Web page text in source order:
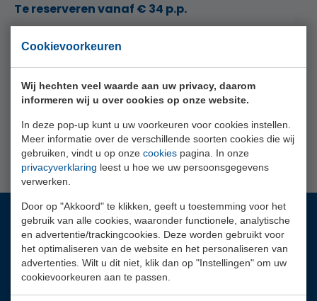
Cookievoorkeuren
Wij hechten veel waarde aan uw privacy, daarom
informeren wij u over cookies op onze website.
In deze pop-up kunt u uw voorkeuren voor cookies instellen.
Meer informatie over de verschillende soorten cookies die wij
gebruiken, vindt u op onze cookies pagina. In onze
privacyverklaring leest u hoe we uw persoonsgegevens
verwerken.
Door op "Akkoord" te klikken, geeft u toestemming voor het
gebruik van alle cookies, waaronder functionele, analytische
en advertentie/trackingcookies. Deze worden gebruikt voor
het optimaliseren van de website en het personaliseren van
advertenties. Wilt u dit niet, klik dan op "Instellingen" om uw
cookievoorkeuren aan te passen.
Te reserveren vanaf € 34 p.p.
Geschikt voor zowel beginners als gevorderde
golfers (offerte op maat)
Horeca arrangementen naar wens bij te boeken
Een golfclinic is te reserveren vanaf 8 personen.
STUUR VOOR INFORMATIE EN
RESERVEREN EEN E-MAIL NAAR
INFO@XAVIERGOLFACADEMY.NL
MENU
Agenda
De baan